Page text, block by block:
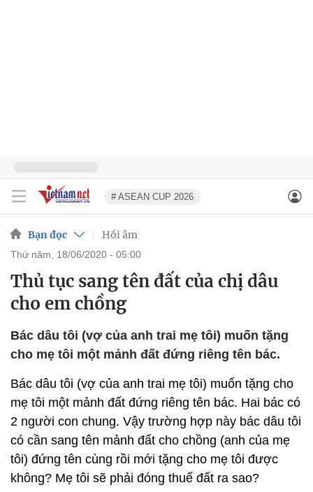
# ASEAN CUP 2026
Bạn đọc Hồi âm
thứ năm, 18/06/2020 - 05:00
Thủ tục sang tên đất của chị dâu
cho em chồng
Bác dâu tôi (vợ của anh trai mẹ tôi) muốn tặng
cho mẹ tôi một mảnh đất đứng riêng tên bác.
Bác dâu tôi (vợ của anh trai mẹ tôi) muốn tặng cho
mẹ tôi một mảnh đất đứng riêng tên bác. Hai bác có
2 người con chung. Vậy trường hợp này bác dâu tôi
có cần sang tên mảnh đất cho chồng (anh của mẹ
tôi) đứng tên cùng rồi mới tặng cho mẹ tôi được
không? Mẹ tôi sẽ phải đóng thuế đất ra sao?